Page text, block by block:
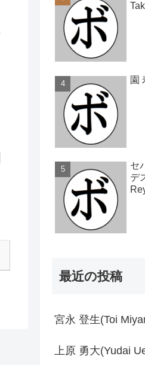
園
セ
デ
最近の投稿
宮永 登生(Toi
上原 勇大(Yudai